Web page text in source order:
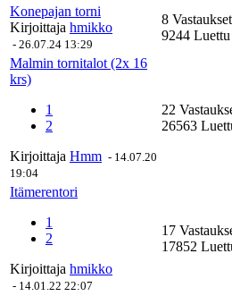
Konepajan torni
Kirjoittaja hmikko
- 26.07.24 13:29
8 Vastaukset
9244 Luettu
Malmin tornitalot (2x 16
krs)
1
2
Kirjoittaja Hmm - 14.07.20
19:04
22
26563
Itämerentori
1
2
Kirjoittaja hmikko
- 14.01.22 22:07
17
17852